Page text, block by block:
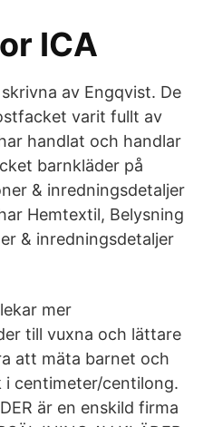
ICA
av Engqvist. De
varit fullt av
handlat och handlar
barnkläder på
& inredningsdetaljer
Hemtextil, Belysning
& inredningsdetaljer
mer
till vuxna och lättare
att mäta barnet och
centimeter/centilong.
är en enskild firma